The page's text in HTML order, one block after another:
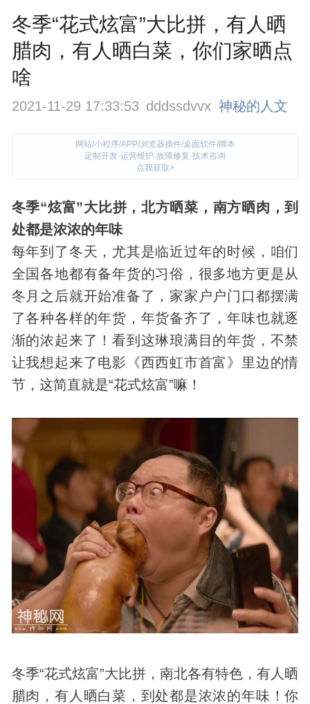
冬季“花式炫富”大比拼，有人晒
腊肉，有人晒白菜，你们家晒点
啥
2021-11-29 17:33:53 dddssdvvx 神秘的人文
网站/小程序/APP/浏览器插件/桌面软件/脚本
定制开发·运营维护·故障修复·技术咨询
点我获取>
冬季“炫富”大比拼，北方晒菜，南方晒肉，到
处都是浓浓的年味
每年到了冬天，尤其是临近过年的时候，咱们
全国各地都有备年货的习俗，很多地方更是从
冬月之后就开始准备了，家家户户门口都摆满
了各种各样的年货，年货备齐了，年味也就逐
渐的浓起来了！看到这琳琅满目的年货，不禁
让我想起来了电影《西西虹市首富》里边的情
节，这简直就是“花式炫富”嘛！
冬季“花式炫富”大比拼，南北各有特色，有人晒
腊肉，有人晒白菜，到处都是浓浓的年味！你